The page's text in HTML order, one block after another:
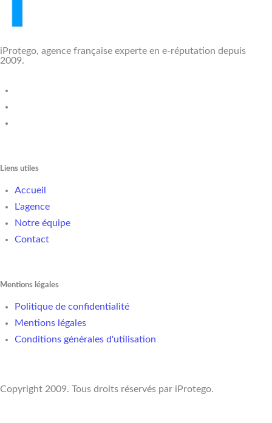
iProtego, agence française experte en e-réputation depuis
2009.
Liens utiles
Accueil
L'agence
Notre équipe
Contact
Mentions légales
Politique de confidentialité
Mentions légales
Conditions générales d'utilisation
Copyright 2009. Tous droits réservés par iProtego.